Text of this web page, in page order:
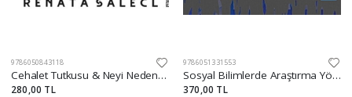
9786050843118
Cehalet Tutkusu & Neyi Neden Bilmek İstemeyiz
280,00 TL
9786051331553
Sosyal Bilimlerde Araştırma Yöntemleri ve Teknikleri
370,00 TL